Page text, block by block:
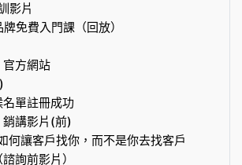
影片
免費入門課（回放）
官方網站
單註冊成功
講影片(前)
何讓客戶找你，而不是你去找客戶
詢前影片）